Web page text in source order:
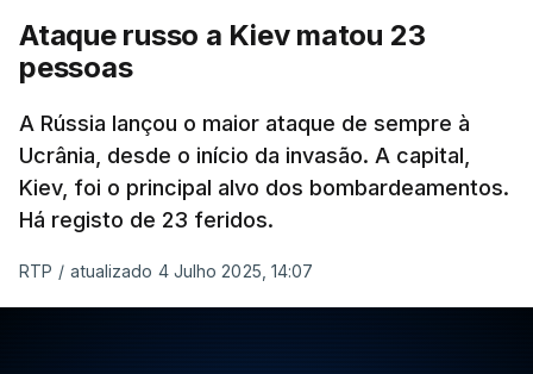
Ataque russo a Kiev matou 23
pessoas
A Rússia lançou o maior ataque de sempre à
Ucrânia, desde o início da invasão. A capital,
Kiev, foi o principal alvo dos bombardeamentos.
Há registo de 23 feridos.
RTP / atualizado 4 Julho 2025, 14:07